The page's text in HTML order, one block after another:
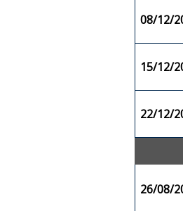
08/12/
15/12/
22/12/
26/08/